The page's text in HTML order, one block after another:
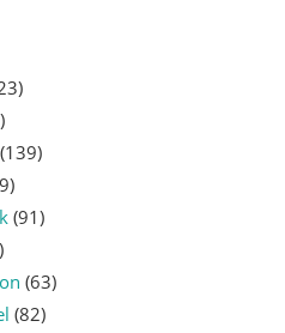
(139)
(91)
(63)
(82)